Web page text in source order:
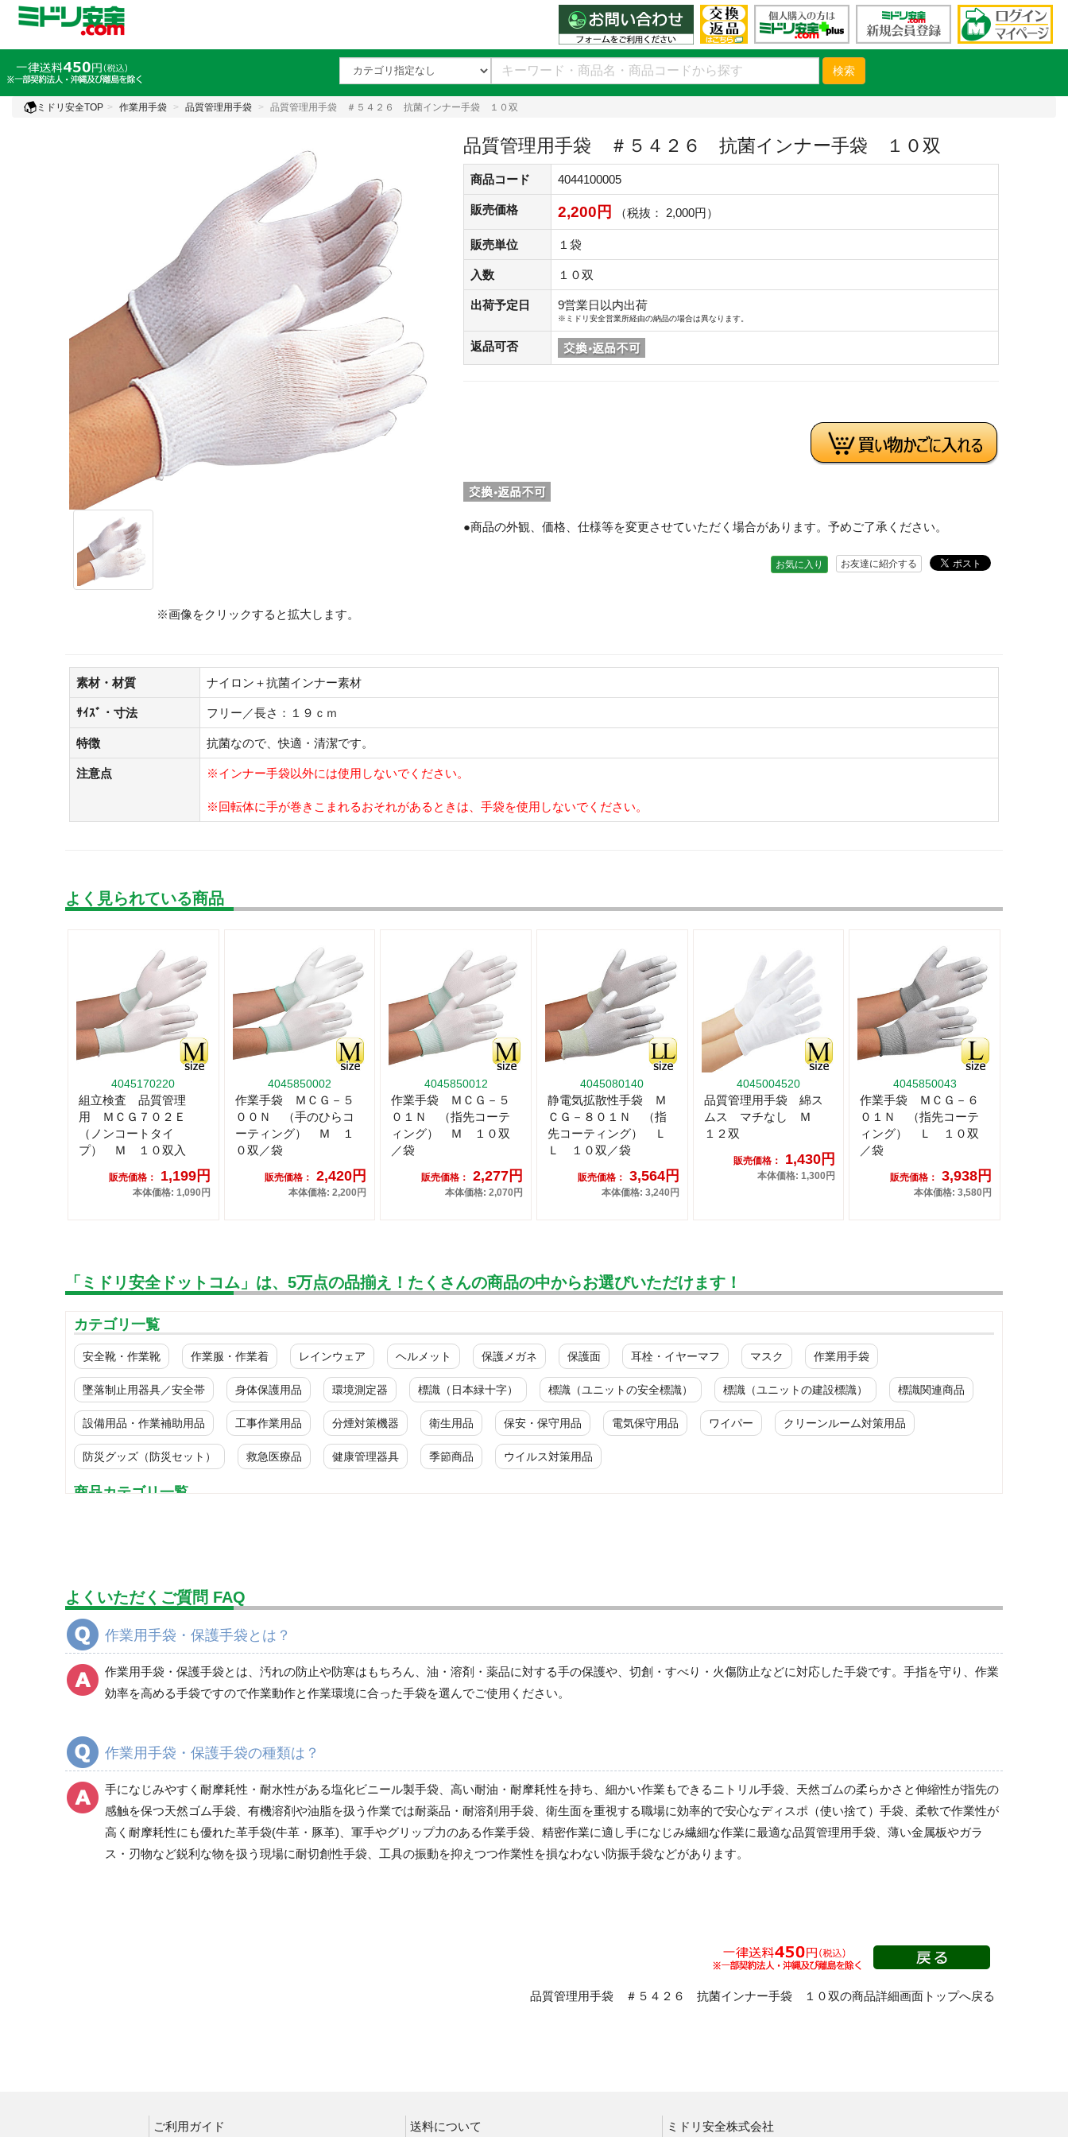
検索
ミドリ安全TOP 作業用手袋 品質管理用手袋 品質管理用手袋 ＃５４２６ 抗菌インナー手袋 １０双
※画像をクリックすると拡大します。
品質管理用手袋 ＃５４２６ 抗菌インナー手袋 １０双
商品コード 4044100005
販売価格 2,200円 （税抜： 2,000円）
販売単位 １袋
入数 １０双
出荷予定日 9営業日以内出荷
※ミドリ安全営業所経由の納品の場合は異なります。
返品可否
●商品の外観、価格、仕様等を変更させていただく場合があります。予めご了承ください。
お友達に紹介する
お気に入り
素材・材質 ナイロン＋抗菌インナー素材
ｻｲｽﾞ・寸法 フリー／長さ：１９ｃｍ
特徴 抗菌なので、快適・清潔です。
注意点 ※インナー手袋以外には使用しないでください。
※回転体に手が巻きこまれるおそれがあるときは、手袋を使用しないでください。
よく見られている商品
4045170220
組立検査 品質管理
用 ＭＣＧ７０２Ｅ
（ノンコートタイ
プ） Ｍ １０双入
販売価格： 1,199円
本体価格: 1,090円
4045850002
作業手袋 ＭＣＧ－５
００Ｎ （手のひらコ
ーティング） Ｍ １
０双／袋
販売価格： 2,420円
本体価格: 2,200円
4045850012
作業手袋 ＭＣＧ－５
０１Ｎ （指先コーテ
ィング） Ｍ １０双
／袋
販売価格： 2,277円
本体価格: 2,070円
4045080140
静電気拡散性手袋 Ｍ
ＣＧ－８０１Ｎ （指
先コーティング） Ｌ
Ｌ １０双／袋
販売価格： 3,564円
本体価格: 3,240円
4045004520
品質管理用手袋 綿ス
ムス マチなし Ｍ
１２双
販売価格： 1,430円
本体価格: 1,300円
4045850043
作業手袋 ＭＣＧ－６
０１Ｎ （指先コーテ
ィング） Ｌ １０双
／袋
販売価格： 3,938円
本体価格: 3,580円
「ミドリ安全ドットコム」は、5万点の品揃え！たくさんの商品の中からお選びいただけます！
カテゴリ一覧
安全靴・作業靴 作業服・作業着 レインウェア ヘルメット 保護メガネ 保護面 耳栓・イヤーマフ マスク 作業用手袋
墜落制止用器具／安全帯 身体保護用品 環境測定器 標識（日本緑十字） 標識（ユニットの安全標識） 標識（ユニットの建設標識） 標識関連商品
設備用品・作業補助用品 工事作業用品 分煙対策機器 衛生用品 保安・保守用品 電気保守用品 ワイパー クリーンルーム対策用品
防災グッズ（防災セット） 救急医療品 健康管理器具 季節商品 ウイルス対策用品
商品カテゴリ一覧
塩化ビニール手袋
ポリエチレン手袋
天然ゴム手袋
耐切創性手袋 耐突刺性手袋 防振手袋
耐熱保護手袋 低温作業用手袋 絶縁(高圧・低圧)手袋
手袋関連商品
よくいただくご質問 FAQ
作業用手袋・保護手袋とは？
作業用手袋・保護手袋とは、汚れの防止や防寒はもちろん、油・溶剤・薬品に対する手の保護や、切創・すべり・火傷防止などに対応した手袋です。手指を守り、作業
効率を高める手袋ですので作業動作と作業環境に合った手袋を選んでご使用ください。
作業用手袋・保護手袋の種類は？
手になじみやすく耐摩耗性・耐水性がある塩化ビニール製手袋、高い耐油・耐摩耗性を持ち、細かい作業もできるニトリル手袋、天然ゴムの柔らかさと伸縮性が指先の
感触を保つ天然ゴム手袋、有機溶剤や油脂を扱う作業では耐薬品・耐溶剤用手袋、衛生面を重視する職場に効率的で安心なディスポ（使い捨て）手袋、柔軟で作業性が
高く耐摩耗性にも優れた革手袋(牛革・豚革)、軍手やグリップ力のある作業手袋、精密作業に適し手になじみ繊細な作業に最適な品質管理用手袋、薄い金属板やガラ
ス・刃物など鋭利な物を扱う現場に耐切創性手袋、工具の振動を抑えつつ作業性を損なわない防振手袋などがあります。
品質管理用手袋 ＃５４２６ 抗菌インナー手袋 １０双の商品詳細画面トップへ戻る
ご利用ガイド 送料について ミドリ安全株式会社